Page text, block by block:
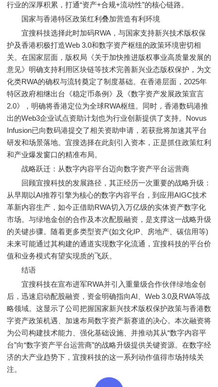
行业的深厚积累，打通“资产+合规+流动性”的核心链路。
国家与香港特区政策红利叠加营造有利环境
宜搜科技选择此时加码RWA，与国家支持新兴技术版权保
护及香港积极打造Web 3.0和数字资产枢纽的政策环境密切相
关。在国家层面，版权局《关于加快推进版权事业高质量发展的
意见》明确支持利用区块链等技术完善新兴业态版权保护，为文
化类RWA的确权与流转奠定了制度基础。在香港层面，2025年
特区政府相继出台《稳定币条例》及《数字资产发展政策宣言
2.0》，明确将香港定位为全球RWA枢纽。同时，香港数码港推
出的Web3企业试点资助计划也为行业创新提供了支持。Novus
Infusion已向数码港提交了相关资助申请，若获批将加速其平台
研发和场景落地。宜搜选择在此刻引入资本，正是抓住政策红利
和产业爆发窗口的精准布局。
战略跃迁：从数字内容平台迈向数字资产平台运营商
回顾宜搜科技的发展路径，其正经历一次重要的战略升级：
从早期以AI推荐引擎为核心的数字内容平台，到应用AIGC技术
革新内容生产，如今正借助RWA切入万亿级的实体资产数字化
市场。与绿地金创的合作及本次配股融资，是支撑这一战略升级
的关键步骤。随着更多类型资产(如文化IP、房地产、碳信用等)
未来可能通过其构建的通道实现数字化流通，宜搜科技的平台价
值和业务模式有望实现质的飞跃。
结语
宜搜科技在宣布进军RWA并引入重量级合作伙伴绿地金创
后，迅速启动配股融资，资金明确指向AI、Web 3.0及RWA等战
略领域。这显示了公司把握国家新兴技术版权保护政策与香港数
字资产政策机遇、加速布局数字资产新赛道的决心。本次融资将
为公司构建技术能力、强化基础设施、并推动其从“数字内容平
台”向“数字资产平台运营商”的战略升级提供关键资源。在数字经
济的大产业趋势下，宜搜科技的这一系列动作值得市场持续关
注。